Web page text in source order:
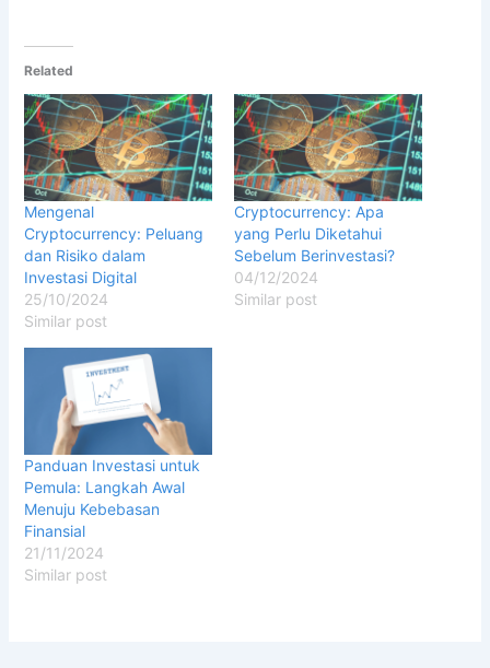
Related
Mengenal
Cryptocurrency: Peluang
dan Risiko dalam
Investasi Digital
25/10/2024
Similar post
Cryptocurrency: Apa
yang Perlu Diketahui
Sebelum Berinvestasi?
04/12/2024
Similar post
Panduan Investasi untuk
Pemula: Langkah Awal
Menuju Kebebasan
Finansial
21/11/2024
Similar post